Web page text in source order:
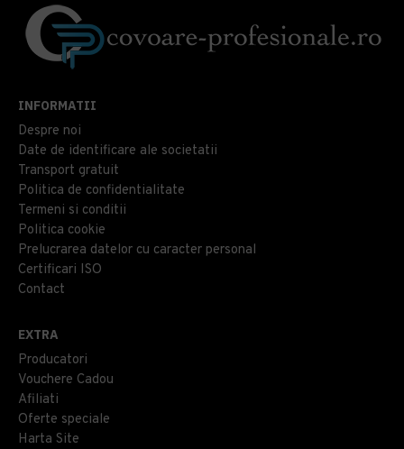
INFORMATII
Despre noi
Date de identificare ale societatii
Transport gratuit
Politica de confidentialitate
Termeni si conditii
Politica cookie
Prelucrarea datelor cu caracter personal
Certificari ISO
Contact
EXTRA
Producatori
Vouchere Cadou
Afiliati
Oferte speciale
Harta Site